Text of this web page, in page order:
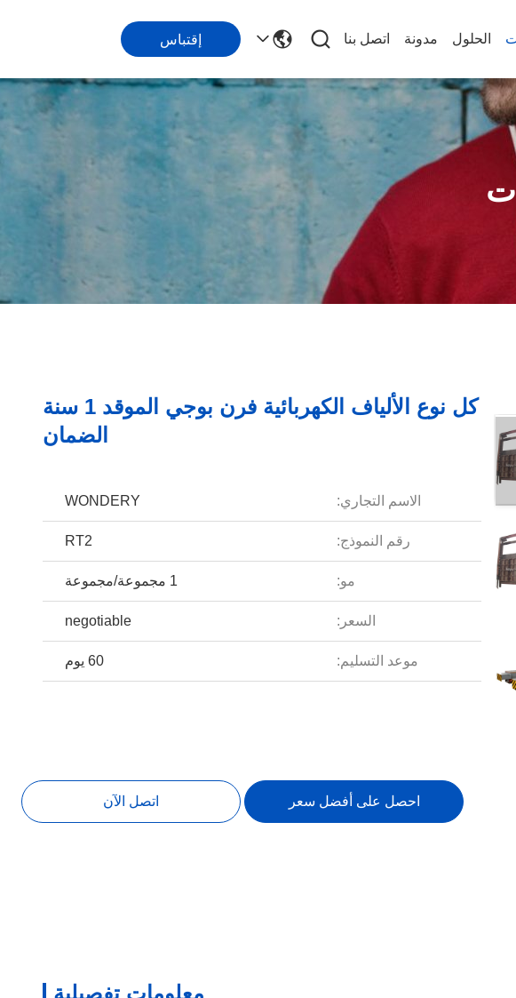
الحلول مدونة اتصل بنا إقتباس
كل نوع الألياف الكهربائية فرن بوجي الموقد 1 سنة
الضمان
الاسم التجاري: WONDERY
رقم النموذج: RT2
مو: 1 مجموعة/مجموعة
السعر: negotiable
موعد التسليم: 60 يوم
احصل على أفضل سعر اتصل الآن
معلومات تفصيلية